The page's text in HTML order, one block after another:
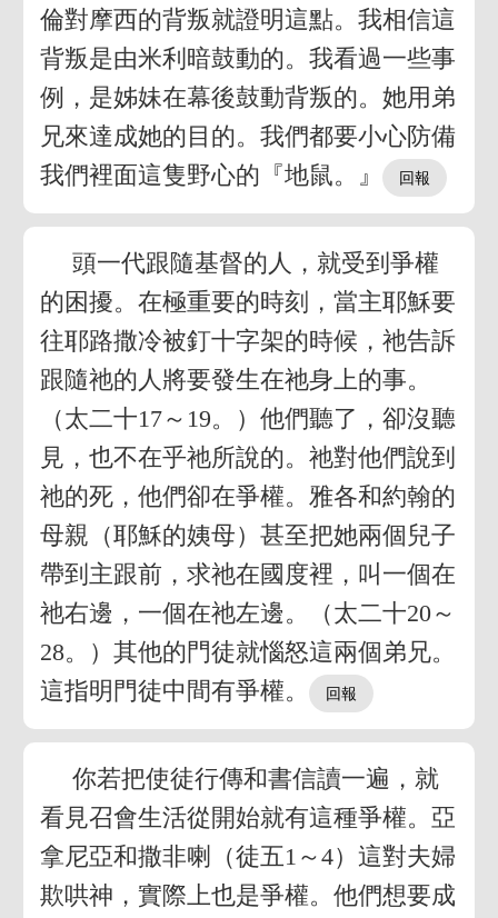
倫對摩西的背叛就證明這點。我相信這
背叛是由米利暗鼓動的。我看過一些事
例，是姊妹在幕後鼓動背叛的。她用弟
兄來達成她的目的。我們都要小心防備
我們裡面這隻野心的『地鼠。』
頭一代跟隨基督的人，就受到爭權
的困擾。在極重要的時刻，當主耶穌要
往耶路撒冷被釘十字架的時候，祂告訴
跟隨祂的人將要發生在祂身上的事。
（太二十17～19。）他們聽了，卻沒聽
見，也不在乎祂所說的。祂對他們說到
祂的死，他們卻在爭權。雅各和約翰的
母親（耶穌的姨母）甚至把她兩個兒子
帶到主跟前，求祂在國度裡，叫一個在
祂右邊，一個在祂左邊。（太二十20～
28。）其他的門徒就惱怒這兩個弟兄。
這指明門徒中間有爭權。
你若把使徒行傳和書信讀一遍，就
看見召會生活從開始就有這種爭權。亞
拿尼亞和撒非喇（徒五1～4）這對夫婦
欺哄神，實際上也是爭權。他們想要成